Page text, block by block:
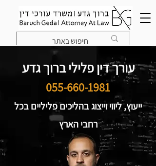
עורך דין פלילי ברוך גדע
055-660-1981
ייעוץ, ליווי וייצוג בהליכים פליליים בכל
רחבי הארץ